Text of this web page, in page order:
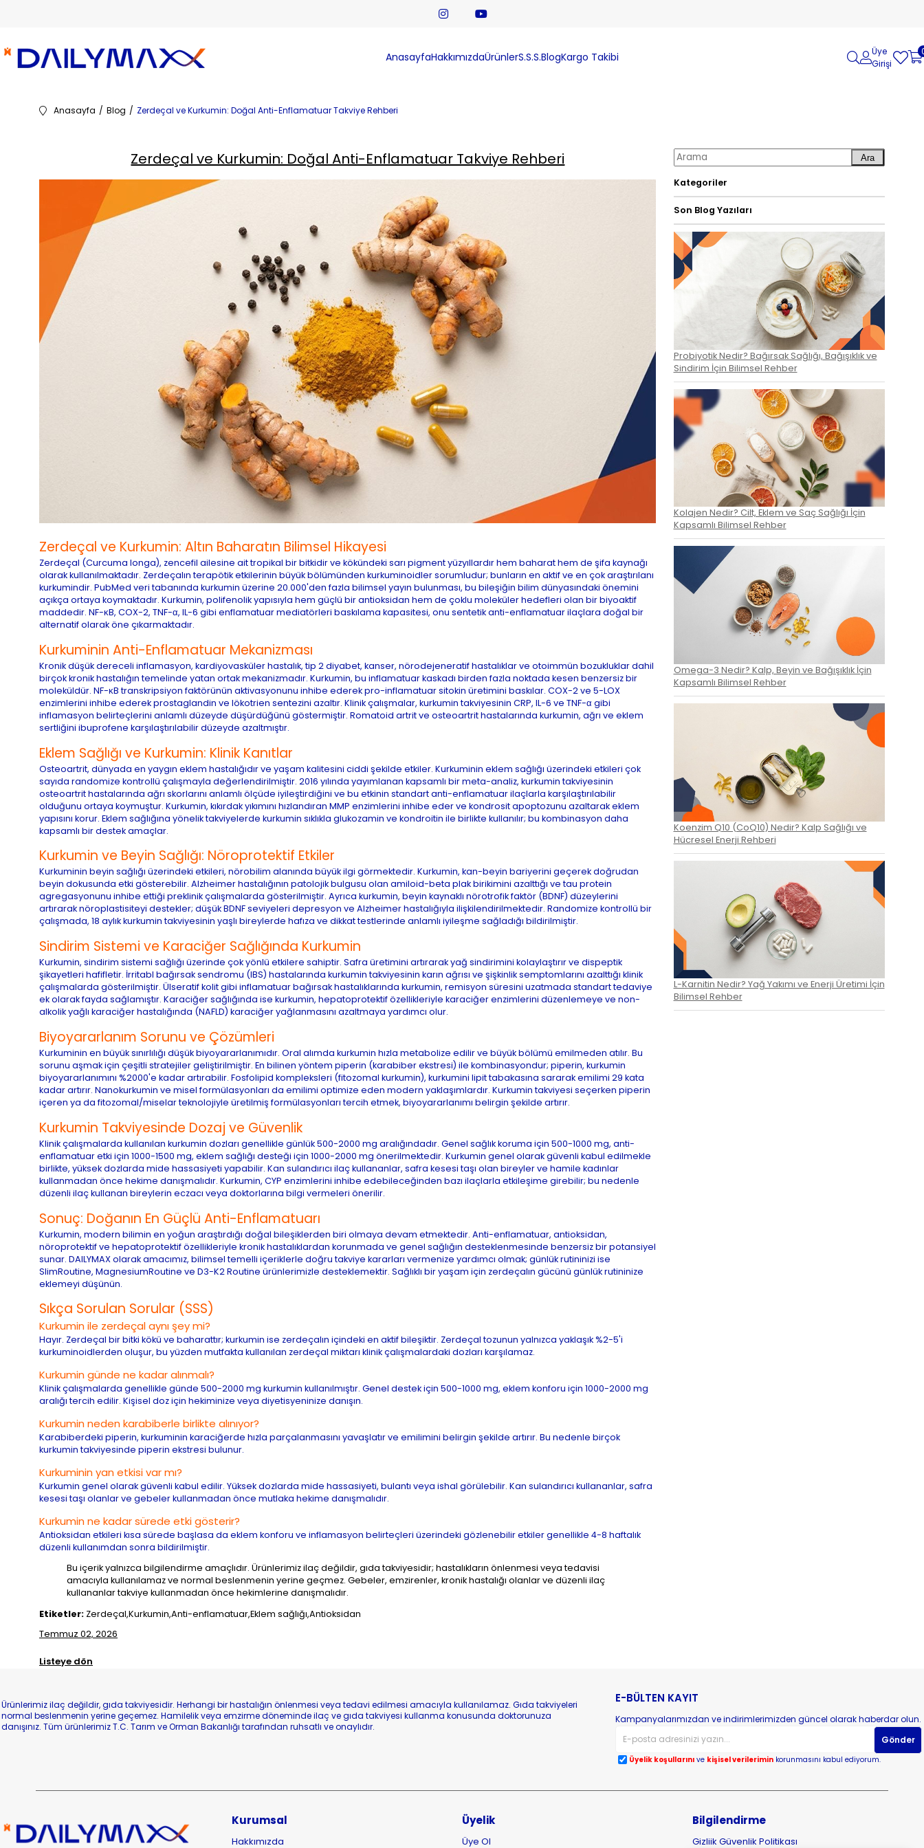
AnasayfaHakkımızdaÜrünlerS.S.S.BlogKargo Takibi
Üye
Girişi
Anasayfa Blog Zerdeçal ve Kurkumin: Doğal Anti-Enflamatuar Takviye Rehberi
Zerdeçal ve Kurkumin: Doğal Anti-Enflamatuar Takviye Rehberi
Zerdeçal ve Kurkumin: Altın Baharatın Bilimsel Hikayesi
Zerdeçal (Curcuma longa), zencefil ailesine ait tropikal bir bitkidir ve kökündeki sarı pigment yüzyıllardır hem baharat hem de şifa kaynağı
olarak kullanılmaktadır. Zerdeçalın terapötik etkilerinin büyük bölümünden kurkuminoidler sorumludur; bunların en aktif ve en çok araştırılanı
kurkumindir. PubMed veri tabanında kurkumin üzerine 20.000'den fazla bilimsel yayın bulunması, bu bileşiğin bilim dünyasındaki önemini
açıkça ortaya koymaktadır. Kurkumin, polifenolik yapısıyla hem güçlü bir antioksidan hem de çoklu moleküler hedefleri olan bir biyoaktif
maddedir. NF-κB, COX-2, TNF-α, IL-6 gibi enflamatuar mediatörleri baskılama kapasitesi, onu sentetik anti-enflamatuar ilaçlara doğal bir
alternatif olarak öne çıkarmaktadır.
Kurkuminin Anti-Enflamatuar Mekanizması
Kronik düşük dereceli inflamasyon, kardiyovasküler hastalık, tip 2 diyabet, kanser, nörodejeneratif hastalıklar ve otoimmün bozukluklar dahil
birçok kronik hastalığın temelinde yatan ortak mekanizmadır. Kurkumin, bu inflamatuar kaskadı birden fazla noktada kesen benzersiz bir
moleküldür. NF-κB transkripsiyon faktörünün aktivasyonunu inhibe ederek pro-inflamatuar sitokin üretimini baskılar. COX-2 ve 5-LOX
enzimlerini inhibe ederek prostaglandin ve lökotrien sentezini azaltır. Klinik çalışmalar, kurkumin takviyesinin CRP, IL-6 ve TNF-α gibi
inflamasyon belirteçlerini anlamlı düzeyde düşürdüğünü göstermiştir. Romatoid artrit ve osteoartrit hastalarında kurkumin, ağrı ve eklem
sertliğini ibuprofene karşılaştırılabilir düzeyde azaltmıştır.
Eklem Sağlığı ve Kurkumin: Klinik Kanıtlar
Osteoartrit, dünyada en yaygın eklem hastalığıdır ve yaşam kalitesini ciddi şekilde etkiler. Kurkuminin eklem sağlığı üzerindeki etkileri çok
sayıda randomize kontrollü çalışmayla değerlendirilmiştir. 2016 yılında yayımlanan kapsamlı bir meta-analiz, kurkumin takviyesinin
osteoartrit hastalarında ağrı skorlarını anlamlı ölçüde iyileştirdiğini ve bu etkinin standart anti-enflamatuar ilaçlarla karşılaştırılabilir
olduğunu ortaya koymuştur. Kurkumin, kıkırdak yıkımını hızlandıran MMP enzimlerini inhibe eder ve kondrosit apoptozunu azaltarak eklem
yapısını korur. Eklem sağlığına yönelik takviyelerde kurkumin sıklıkla glukozamin ve kondroitin ile birlikte kullanılır; bu kombinasyon daha
kapsamlı bir destek amaçlar.
Kurkumin ve Beyin Sağlığı: Nöroprotektif Etkiler
Kurkuminin beyin sağlığı üzerindeki etkileri, nörobilim alanında büyük ilgi görmektedir. Kurkumin, kan-beyin bariyerini geçerek doğrudan
beyin dokusunda etki gösterebilir. Alzheimer hastalığının patolojik bulgusu olan amiloid-beta plak birikimini azalttığı ve tau protein
agregasyonunu inhibe ettiği preklinik çalışmalarda gösterilmiştir. Ayrıca kurkumin, beyin kaynaklı nörotrofik faktör (BDNF) düzeylerini
artırarak nöroplastisiteyi destekler; düşük BDNF seviyeleri depresyon ve Alzheimer hastalığıyla ilişkilendirilmektedir. Randomize kontrollü bir
çalışmada, 18 aylık kurkumin takviyesinin yaşlı bireylerde hafıza ve dikkat testlerinde anlamlı iyileşme sağladığı bildirilmiştir.
Sindirim Sistemi ve Karaciğer Sağlığında Kurkumin
Kurkumin, sindirim sistemi sağlığı üzerinde çok yönlü etkilere sahiptir. Safra üretimini artırarak yağ sindirimini kolaylaştırır ve dispeptik
şikayetleri hafifletir. İrritabl bağırsak sendromu (IBS) hastalarında kurkumin takviyesinin karın ağrısı ve şişkinlik semptomlarını azalttığı klinik
çalışmalarda gösterilmiştir. Ülseratif kolit gibi inflamatuar bağırsak hastalıklarında kurkumin, remisyon süresini uzatmada standart tedaviye
ek olarak fayda sağlamıştır. Karaciğer sağlığında ise kurkumin, hepatoprotektif özellikleriyle karaciğer enzimlerini düzenlemeye ve non-
alkolik yağlı karaciğer hastalığında (NAFLD) karaciğer yağlanmasını azaltmaya yardımcı olur.
Biyoyararlanım Sorunu ve Çözümleri
Kurkuminin en büyük sınırlılığı düşük biyoyararlanımıdır. Oral alımda kurkumin hızla metabolize edilir ve büyük bölümü emilmeden atılır. Bu
sorunu aşmak için çeşitli stratejiler geliştirilmiştir. En bilinen yöntem piperin (karabiber ekstresi) ile kombinasyondur; piperin, kurkumin
biyoyararlanımını %2000'e kadar artırabilir. Fosfolipid kompleksleri (fitozomal kurkumin), kurkumini lipit tabakasına sararak emilimi 29 kata
kadar artırır. Nanokurkumin ve misel formülasyonları da emilimi optimize eden modern yaklaşımlardır. Kurkumin takviyesi seçerken piperin
içeren ya da fitozomal/miselar teknolojiyle üretilmiş formülasyonları tercih etmek, biyoyararlanımı belirgin şekilde artırır.
Kurkumin Takviyesinde Dozaj ve Güvenlik
Klinik çalışmalarda kullanılan kurkumin dozları genellikle günlük 500-2000 mg aralığındadır. Genel sağlık koruma için 500-1000 mg, anti-
enflamatuar etki için 1000-1500 mg, eklem sağlığı desteği için 1000-2000 mg önerilmektedir. Kurkumin genel olarak güvenli kabul edilmekle
birlikte, yüksek dozlarda mide hassasiyeti yapabilir. Kan sulandırıcı ilaç kullananlar, safra kesesi taşı olan bireyler ve hamile kadınlar
kullanmadan önce hekime danışmalıdır. Kurkumin, CYP enzimlerini inhibe edebileceğinden bazı ilaçlarla etkileşime girebilir; bu nedenle
düzenli ilaç kullanan bireylerin eczacı veya doktorlarına bilgi vermeleri önerilir.
Sonuç: Doğanın En Güçlü Anti-Enflamatuarı
Kurkumin, modern bilimin en yoğun araştırdığı doğal bileşiklerden biri olmaya devam etmektedir. Anti-enflamatuar, antioksidan,
nöroprotektif ve hepatoprotektif özellikleriyle kronik hastalıklardan korunmada ve genel sağlığın desteklenmesinde benzersiz bir potansiyel
sunar. DAILYMAX olarak amacımız, bilimsel temelli içeriklerle doğru takviye kararları vermenize yardımcı olmak; günlük rutininizi ise
SlimRoutine, MagnesiumRoutine ve D3-K2 Routine ürünlerimizle desteklemektir. Sağlıklı bir yaşam için zerdeçalın gücünü günlük rutininize
eklemeyi düşünün.
Sıkça Sorulan Sorular (SSS)
Kurkumin ile zerdeçal aynı şey mi?
Hayır. Zerdeçal bir bitki kökü ve baharattır; kurkumin ise zerdeçalın içindeki en aktif bileşiktir. Zerdeçal tozunun yalnızca yaklaşık %2-5'i
kurkuminoidlerden oluşur, bu yüzden mutfakta kullanılan zerdeçal miktarı klinik çalışmalardaki dozları karşılamaz.
Kurkumin günde ne kadar alınmalı?
Klinik çalışmalarda genellikle günde 500-2000 mg kurkumin kullanılmıştır. Genel destek için 500-1000 mg, eklem konforu için 1000-2000 mg
aralığı tercih edilir. Kişisel doz için hekiminize veya diyetisyeninize danışın.
Kurkumin neden karabiberle birlikte alınıyor?
Karabiberdeki piperin, kurkuminin karaciğerde hızla parçalanmasını yavaşlatır ve emilimini belirgin şekilde artırır. Bu nedenle birçok
kurkumin takviyesinde piperin ekstresi bulunur.
Kurkuminin yan etkisi var mı?
Kurkumin genel olarak güvenli kabul edilir. Yüksek dozlarda mide hassasiyeti, bulantı veya ishal görülebilir. Kan sulandırıcı kullananlar, safra
kesesi taşı olanlar ve gebeler kullanmadan önce mutlaka hekime danışmalıdır.
Kurkumin ne kadar sürede etki gösterir?
Antioksidan etkileri kısa sürede başlasa da eklem konforu ve inflamasyon belirteçleri üzerindeki gözlenebilir etkiler genellikle 4-8 haftalık
düzenli kullanımdan sonra bildirilmiştir.
Bu içerik yalnızca bilgilendirme amaçlıdır. Ürünlerimiz ilaç değildir, gıda takviyesidir; hastalıkların önlenmesi veya tedavisi
amacıyla kullanılamaz ve normal beslenmenin yerine geçmez. Gebeler, emzirenler, kronik hastalığı olanlar ve düzenli ilaç
kullananlar takviye kullanmadan önce hekimlerine danışmalıdır.
Etiketler: Zerdeçal,Kurkumin,Anti-enflamatuar,Eklem sağlığı,Antioksidan
Temmuz 02, 2026
Listeye dön
Ara
Kategoriler
Son Blog Yazıları
Probiyotik Nedir? Bağırsak Sağlığı, Bağışıklık ve
Sindirim İçin Bilimsel Rehber
Kolajen Nedir? Cilt, Eklem ve Saç Sağlığı İçin
Kapsamlı Bilimsel Rehber
Omega-3 Nedir? Kalp, Beyin ve Bağışıklık İçin
Kapsamlı Bilimsel Rehber
Koenzim Q10 (CoQ10) Nedir? Kalp Sağlığı ve
Hücresel Enerji Rehberi
L-Karnitin Nedir? Yağ Yakımı ve Enerji Üretimi İçin
Bilimsel Rehber
Ürünlerimiz ilaç değildir, gıda takviyesidir. Herhangi bir hastalığın önlenmesi veya tedavi edilmesi amacıyla kullanılamaz. Gıda takviyeleri
normal beslenmenin yerine geçemez. Hamilelik veya emzirme döneminde ilaç ve gıda takviyesi kullanma konusunda doktorunuza
danışınız. Tüm ürünlerimiz T.C. Tarım ve Orman Bakanlığı tarafından ruhsatlı ve onaylıdır.
E-BÜLTEN KAYIT
Kampanyalarımızdan ve indirimlerimizden güncel olarak haberdar olun.
Gönder
Üyelik koşullarını ve kişisel verilerimin korunmasını kabul ediyorum.
Kurumsal
Hakkımızda
Üyelik
Üye Ol
Bilgilendirme
Gizliik Güvenlik Politikası